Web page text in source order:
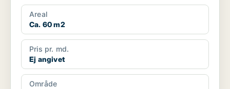
Areal
Ca. 60 m2
Pris pr. md.
Ej angivet
Område